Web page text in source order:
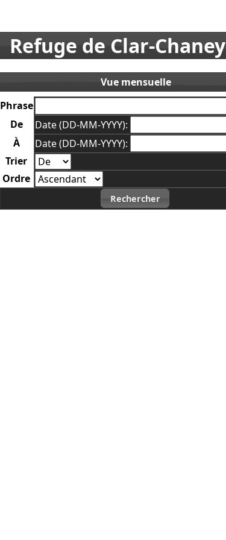
Refuge de Clar-Chaney
Vue mensuelle
Phrase
De
Date (DD-MM-YYYY):
À
Date (DD-MM-YYYY):
Trier
Ordre